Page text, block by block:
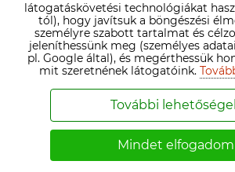
Amit igérek
bármit
személyes
Légy
bizalmat.
keresek
kalandot.!
látogatáskövetési technológiákat
tól), hogy javítsuk a böngészési
személyre szabott tartalmat és
jeleníthessünk meg (személyes
pl. Google által), és megérthessük
mit szeretnének látogatóink.
További
Mindet elfogadom